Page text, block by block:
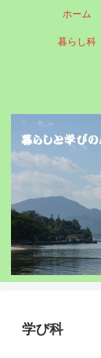
ホーム
暮らし科
学び科